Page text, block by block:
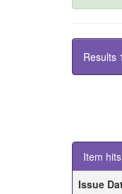
Results
Item
Issue